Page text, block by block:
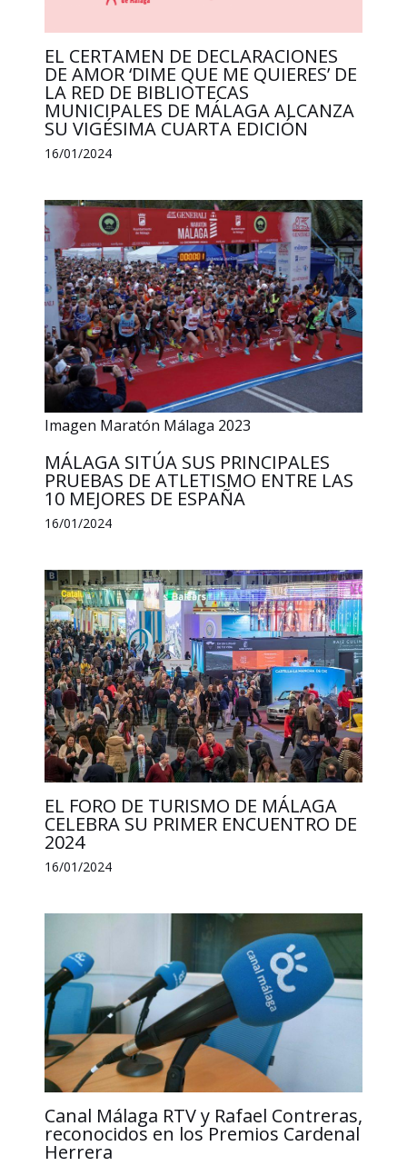
EL CERTAMEN DE DECLARACIONES
DE AMOR ‘DIME QUE ME QUIERES’ DE
LA RED DE BIBLIOTECAS
MUNICIPALES DE MÁLAGA ALCANZA
SU VIGÉSIMA CUARTA EDICIÓN
16/01/2024
Imagen Maratón Málaga 2023
MÁLAGA SITÚA SUS PRINCIPALES
PRUEBAS DE ATLETISMO ENTRE LAS
10 MEJORES DE ESPAÑA
16/01/2024
EL FORO DE TURISMO DE MÁLAGA
CELEBRA SU PRIMER ENCUENTRO DE
2024
16/01/2024
Canal Málaga RTV y Rafael Contreras,
reconocidos en los Premios Cardenal
Herrera